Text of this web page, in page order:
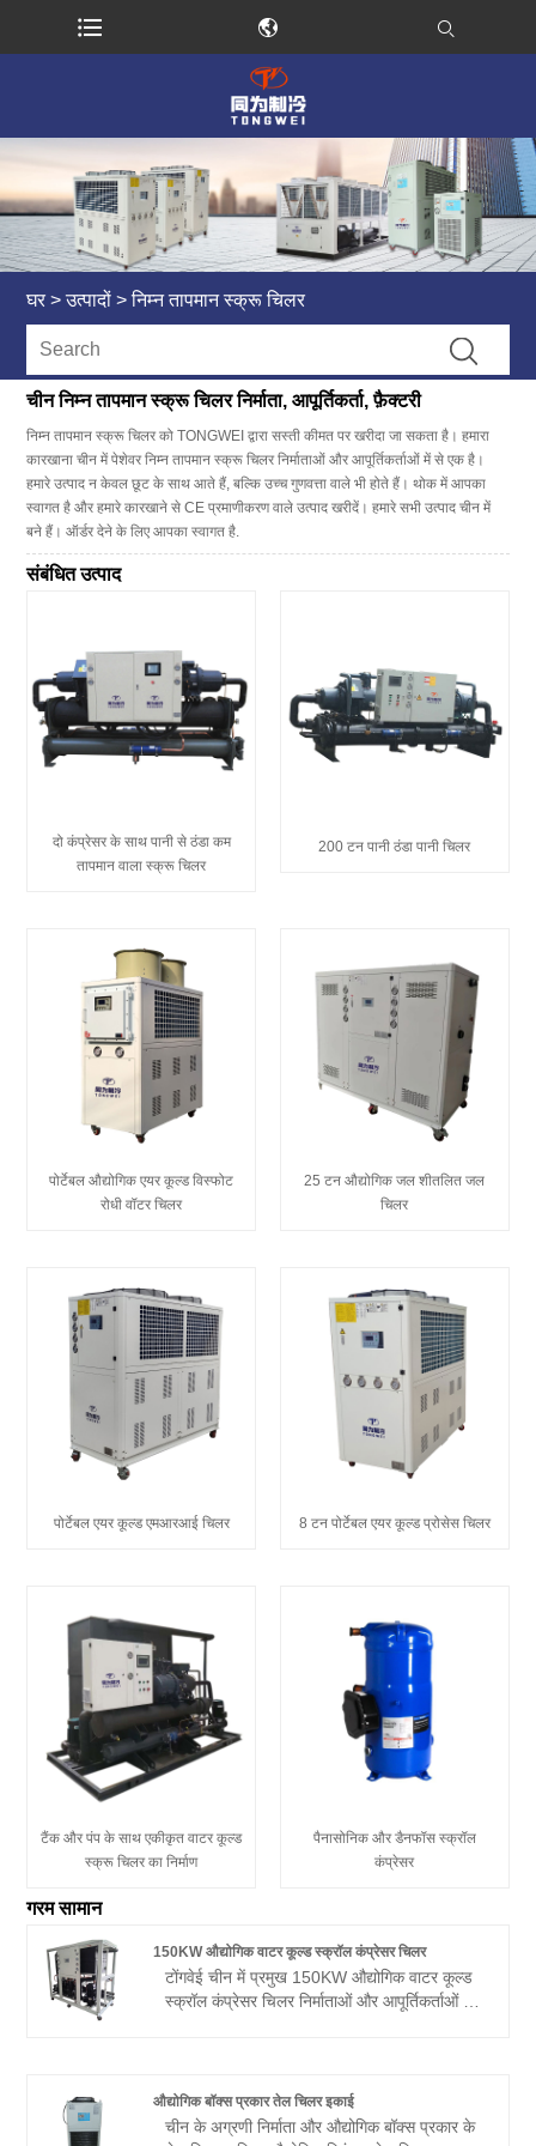
घर > उत्पादों > निम्न तापमान स्क्रू चिलर
चीन निम्न तापमान स्क्रू चिलर निर्माता, आपूर्तिकर्ता, फ़ैक्टरी
निम्न तापमान स्क्रू चिलर को TONGWEI द्वारा सस्ती कीमत पर खरीदा जा सकता है। हमारा
कारखाना चीन में पेशेवर निम्न तापमान स्क्रू चिलर निर्माताओं और आपूर्तिकर्ताओं में से एक है।
हमारे उत्पाद न केवल छूट के साथ आते हैं, बल्कि उच्च गुणवत्ता वाले भी होते हैं। थोक में आपका
स्वागत है और हमारे कारखाने से CE प्रमाणीकरण वाले उत्पाद खरीदें। हमारे सभी उत्पाद चीन में
बने हैं। ऑर्डर देने के लिए आपका स्वागत है.
संबंधित उत्पाद
दो कंप्रेसर के साथ पानी से ठंडा कम
तापमान वाला स्क्रू चिलर
200 टन पानी ठंडा पानी चिलर
पोर्टेबल औद्योगिक एयर कूल्ड विस्फोट
रोधी वॉटर चिलर
25 टन औद्योगिक जल शीतलित जल
चिलर
पोर्टेबल एयर कूल्ड एमआरआई चिलर 8 टन पोर्टेबल एयर कूल्ड प्रोसेस चिलर
टैंक और पंप के साथ एकीकृत वाटर कूल्ड
स्क्रू चिलर का निर्माण
पैनासोनिक और डैनफॉस स्क्रॉल
कंप्रेसर
गरम सामान
150KW औद्योगिक वाटर कूल्ड स्क्रॉल कंप्रेसर चिलर
टोंगवेई चीन में प्रमुख 150KW औद्योगिक वाटर कूल्ड
स्क्रॉल कंप्रेसर चिलर निर्माताओं और आपूर्तिकर्ताओं में
है। हमारे वाटर-कूल्ड स्क्रॉल कंप्रेसर चिलर विभिन्न
औद्योगिक अनुप्रयोगों के लिए उपयुक्त हैं और कठोर
औद्योगिक बॉक्स प्रकार तेल चिलर इकाई
चीन के अग्रणी निर्माता और औद्योगिक बॉक्स प्रकार के